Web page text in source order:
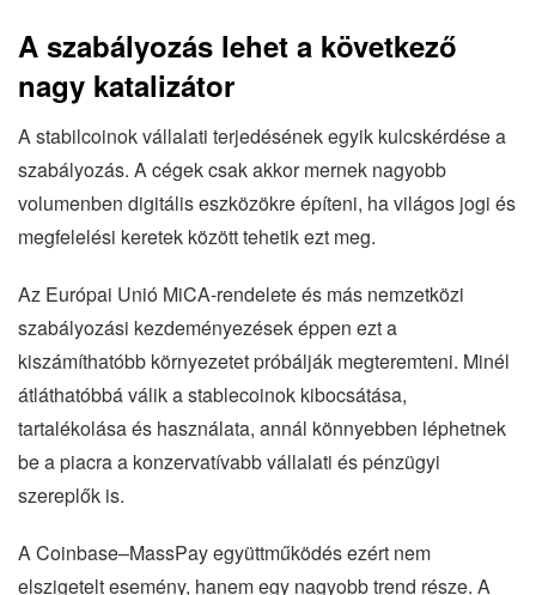
A szabályozás lehet a következő
nagy katalizátor
A stabilcoinok vállalati terjedésének egyik kulcskérdése a
szabályozás. A cégek csak akkor mernek nagyobb
volumenben digitális eszközökre építeni, ha világos jogi és
megfelelési keretek között tehetik ezt meg.
Az Európai Unió MiCA-rendelete és más nemzetközi
szabályozási kezdeményezések éppen ezt a
kiszámíthatóbb környezetet próbálják megteremteni. Minél
átláthatóbbá válik a stablecoinok kibocsátása,
tartalékolása és használata, annál könnyebben léphetnek
be a piacra a konzervatívabb vállalati és pénzügyi
szereplők is.
A Coinbase–MassPay együttműködés ezért nem
elszigetelt esemény, hanem egy nagyobb trend része. A